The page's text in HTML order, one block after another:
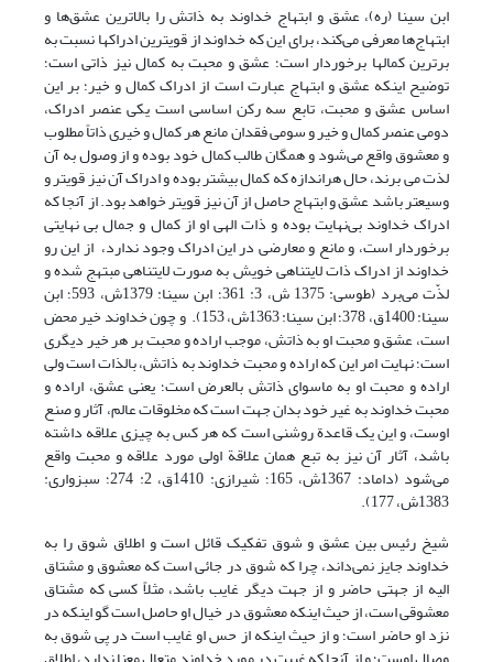
ابن سینا (ره)، عشق و ابتهاج خداوند به ذاتش را بالاترین عشق‌ها و
ابتهاج‌ها معرفی می‌کند، برای این که خداوند از قویترین ادراکها نسبت به
برترین کمالها برخوردار است؛ عشق و محبت به کمال نیز ذاتی است؛
توضیح این‎که عشق و ابتهاج عبارت است از ادراک کمال و خیر؛ بر این
اساس عشق و محبت، تابع سه رکن اساسی است یکی عنصر ادراک،
دومی عنصر کمال و خیر و سومی فقدان مانع هر کمال و خیری ذاتاً مطلوب
و معشوق واقع می‌شود و همگان طالب کمال خود بوده و از وصول به آن
لذت می برند، حال هراندازه که کمال بیشتر بوده و ادراک آن نیز قویتر و
وسیعتر باشد عشق و ابتهاج حاصل از آن نیز قویتر خواهد بود. از آنجا که
ادراک خداوند بی‌نهایت بوده و ذات الهی او از کمال و جمال بی نهایتی
برخوردار است، و مانع و معارضی در این ادراک وجود ندارد، از این رو
خداوند از ادراک ذات لایتناهی خویش به صورت لایتناهی مبتهج شده و
لذّت می‌برد (طوسی: 1375 ش، 3: 361؛ ابن سینا: 1379ش، 593؛ ابن
سینا: 1400ق، 378؛ ابن سینا: 1363ش، 153). و چون خداوند خیر محض
است، عشق و محبت او به ذاتش، موجب اراده و محبت بر هر خیر دیگری
است؛ نهایت امر این که اراده و محبت خداوند به ذاتش، بالذات است ولی
اراده و محبت او به ماسوای ذاتش بالعرض است؛ یعنی عشق، اراده و
محبت خداوند به غیر خود بدان جهت است که مخلوقات عالم، آثار و صنع
اوست، و این یک قاعدة روشنی است که هر کس به چیزی علاقه داشته
باشد، آثار آن نیز به تبع همان علاقة اولی مورد علاقه و محبت واقع
می‌شود (داماد: 1367ش، 165؛ شیرازی: 1410ق، 2: 274؛ سبزواری:
1383ش، 177).
شیخ رئیس بین عشق و شوق تفکیک قائل است و اطلاق شوق را به
خداوند جایز نمی‌داند، چرا که شوق در جائی است که معشوق و مشتاق
الیه از جهتی حاضر و از جهت دیگر غایب باشد، مثلاً کسی که مشتاق
معشوقی است، از حیث اینکه معشوق در خیال او حاصل است گو اینکه در
نزد او حاضر است؛ و از حیث اینکه از حس او غایب است در پی شوق به